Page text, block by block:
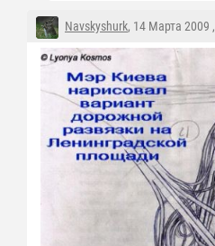
Navskyshurk, 14 Марта 2009 ,